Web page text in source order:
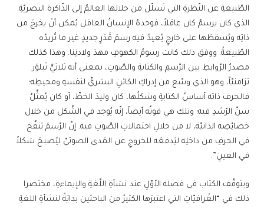
الطّبيعةِ عن النّظرةِ التي تَسلّل من خلالها العالمُ إلى الذّاكرة البصريّةِ.
الذي كان يرسمُ كان عاقلاً، فوحدهُ الإنسانُ العاقل يُمكن أنْ يخرجَ من
ذاتِه ويُسقطَها على خارجٍ يُعيدُ فيه رسمَ قَدَرٍ جديدٍ غير ما تُريدُه
الطّبيعةُ. ووفق ذلك كانت رسومُ الكهوفِ مهدَ ولادتِنا. وهذا كذلك
مصدرُ الرّوابطِ بين الرّسمِ والكتابةِ والصّوتِ، بمعنى أنه ثلاثيٌّ تَبلوَر
تزامنيّاً، وهو الذي وسّع من إدراكِ الكائنِ البشريِّ لنفسهِ ومحيطِه؛
فالحرف ذاته أساسُ الكتابةِ وشكلُها، كان وليدَ الخطِّ، أو كان يُمثِّلُ
سنّ الرّشدِ فيه؛ وتلك هي قوتُه أيضاً، إنّه يُوجد في الشّكل من خلال
خصائِصِه الذاتيّة، لا من خلالِ احتمالاتِ الصّوتِ فيه. إنّ الرّسمَ يَنفُخ
في الحرفِ من داخلِه ليَدفعَه للخروجِ عن المَدى الصوتيِّ ليُصبحَ شكلاً
في العينِ”.
ويتوقّف الكتاب في فصله الأوّلِ عند نشأةِ اللّغةِ والإيماءةِ، مختصرا
ذلك في “الغْرافيّاتِ التي اعتبرَها الكثيرُ من الباحثين بدايَةً لنشأةِ اللغةِ